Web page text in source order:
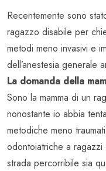
Recentemente sono
ragazzo disabile per
metodi meno invasivi e
dell’anestesia generale
La domanda della
Sono la mamma di un
nonostante io abbia
metodiche meno
odontoiatriche a ragazzi
strada percorribile sia